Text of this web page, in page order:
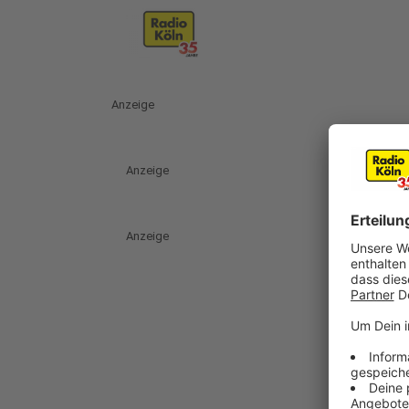
Anzeige
Anzeige
Anzeige